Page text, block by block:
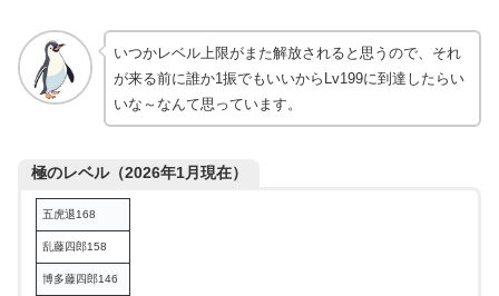
いつかレベル上限がまた解放されると思うので、それ
が来る前に誰か1振でもいいからLv199に到達したらい
いな～なんて思っています。
極のレベル（2026年1月現在）
五虎退168
乱藤四郎158
博多藤四郎146